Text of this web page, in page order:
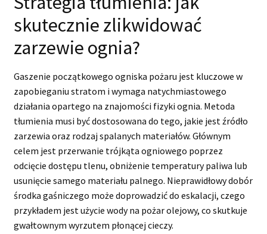
skutecznie zlikwidować
zarzewie ognia?
Gaszenie początkowego ogniska pożaru jest kluczowe w
zapobieganiu stratom i wymaga natychmiastowego
działania opartego na znajomości fizyki ognia. Metoda
tłumienia musi być dostosowana do tego, jakie jest źródło
zarzewia oraz rodzaj spalanych materiałów. Głównym
celem jest przerwanie trójkąta ogniowego poprzez
odcięcie dostępu tlenu, obniżenie temperatury paliwa lub
usunięcie samego materiału palnego. Nieprawidłowy dobór
środka gaśniczego może doprowadzić do eskalacji, czego
przykładem jest użycie wody na pożar olejowy, co skutkuje
gwałtownym wyrzutem płonącej cieczy.